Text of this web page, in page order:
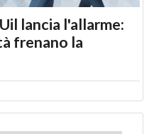
lancia l'allarme:
frenano la